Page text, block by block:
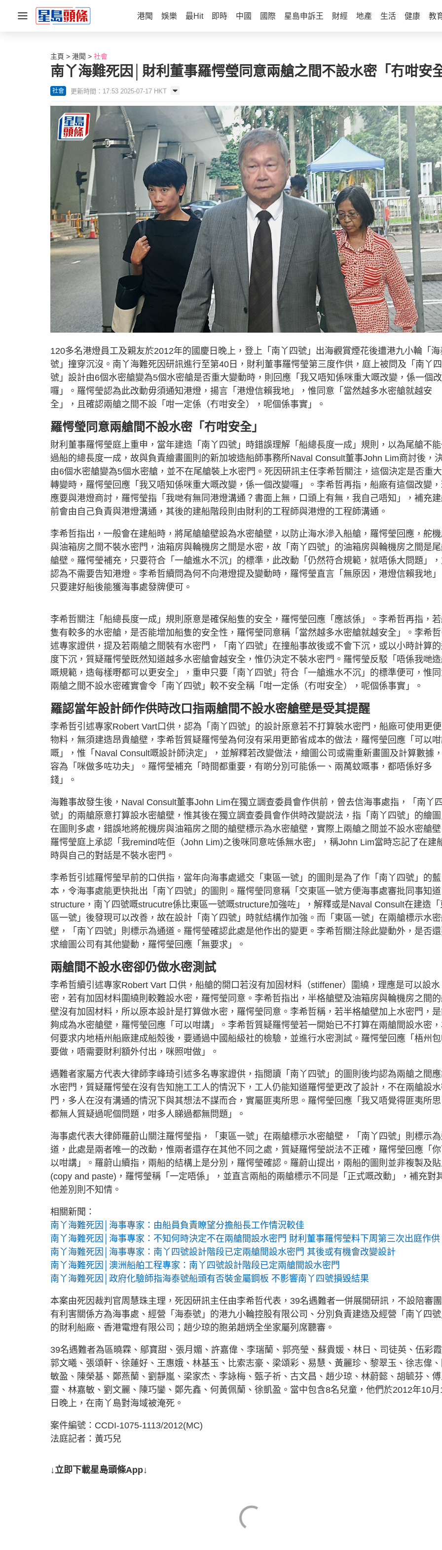
港聞 娛樂 最Hit 即時 中國 國際 星島申訴王 財經 地產 生活 健康 教
主頁 港聞 社會
南丫海難死因│財利董事羅愕瑩同意兩艙之間不設水密「冇咁安
社會 更新時間：17:53 2025-07-17 HKT
120多名港燈員工及親友於2012年的國慶日晚上，登上「南丫四號」出海觀賞煙花後遭港九小輪「海
號」撞穿沉沒。南丫海難死因研訊進行至第40日，財利董事羅愕瑩第三度作供，庭上被問及「南丫四
號」設計由6個水密艙變為5個水密艙是否重大變動時，則回應「我又唔知係咪重大嘅改變，係一個
囉」。羅愕瑩認為此改動毋須通知港燈，揚言「港燈信賴我地」，惟同意「當然越多水密艙就越安
全」，且確認兩艙之間不設「咁一定係（冇咁安全），呢個係事實」。
羅愕瑩同意兩艙間不設水密「冇咁安全」
財利董事羅愕瑩庭上重申，當年建造「南丫四號」時錯誤理解「船總長度一成」規則，以為尾艙不
過船的總長度一成，故與負責繪畫圖則的新加坡造船師事務所Naval Consult董事John Lim商討後，
由6個水密艙變為5個水密艙，並不在尾艙裝上水密門。死因研訊主任李希哲關注，這個決定是否重
轉變時，羅愕瑩回應「我又唔知係咪重大嘅改變，係一個改變囉」。李希哲再指，船廠有這個改變
應要與港燈商討，羅愕瑩指「我哋有無同港燈溝通？書面上無，口頭上有無，我自己唔知」，補充
前會由自己負責與港燈溝通，其後的建船階段則由財利的工程師與港燈的工程師溝通。
李希哲指出，一般會在建船時，將尾艙艙壁設為水密艙壁，以防止海水滲入船艙，羅愕瑩回應，舵
與油箱房之間不裝水密門，油箱房與輪機房之間是水密，故「南丫四號」的油箱房與輪機房之間是
艙壁。羅愕瑩補充，只要符合「一艙進水不沉」的標準，此改動「仍然符合規範，就唔係大問題」
認為不需要告知港燈。李希哲續問為何不向港燈提及變動時，羅愕瑩直言「無原因，港燈信賴我地」
只要建好船後能獲海事處發牌便可。
李希哲關注「船總長度一成」規則原意是確保船隻的安全，羅愕瑩回應「應該係」。李希哲再指，
隻有較多的水密艙，是否能增加船隻的安全性，羅愕瑩同意稱「當然越多水密艙就越安全」。李希哲
述專家證供，提及若兩艙之間裝有水密門，「南丫四號」在撞船事故後或不會下沉，或以小時計算
度下沉，質疑羅愕瑩既然知道越多水密艙會越安全，惟仍決定不裝水密門。羅愕瑩反駁「唔係我哋
嘅規範，造每樣嘢都可以更安全」，重申只要「南丫四號」符合「一艙進水不沉」的標準便可，惟
兩艙之間不設水密確實會令「南丫四號」較不安全稱「咁一定係（冇咁安全），呢個係事實」。
羅認當年設計師作供時改口指兩艙間不設水密艙壁是受其提醒
李希哲引述專家Robert Vart口供，認為「南丫四號」的設計原意若不打算裝水密門，船廠可使用更
物料，無須建造昂貴艙壁，李希哲質疑羅愕瑩為何沒有采用更節省成本的做法，羅愕瑩回應「可以
嘅」，惟「Naval Consult嘅設計師決定」，並解釋若改變做法，繪圖公司或需重新畫圖及計算數據
容為「咪做多咗功夫」。羅愕瑩補充「時間都重要，有啲分別可能係一、兩萬蚊嘅事，都唔係好多
錢」。
海難事故發生後，Naval Consult董事John Lim在獨立調查委員會作供前，曾去信海事處指，「南丫四
號」的兩艙原意打算設水密艙壁，惟其後在獨立調查委員會作供時改變説法，指「南丫四號」的繪圖
在圖則多處，錯誤地將舵機房與油箱房之間的艙壁標示為水密艙壁，實際上兩艙之間並不設水密艙壁
羅愕瑩庭上承認「我remind咗佢（John Lim)之後咪同意咗係無水密」，稱John Lim當時忘記了在建
時與自己的對話是不裝水密門。
李希哲引述羅愕瑩早前的口供指，當年向海事處遞交「東區一號」的圖則是為了作「南丫四號」的藍
本，令海事處能更快批出「南丫四號」的圖則。羅愕瑩同意稱「交東區一號方便海事處審批同事知道
structure，南丫四號嘅strucutre係比東區一號嘅structure加強咗」，解釋或是Naval Consult在建造「
區一號」後發現可以改善，故在設計「南丫四號」時就結構作加強。而「東區一號」在兩艙標示水
壁，「南丫四號」則標示為通道。羅愕瑩確認此處是他作出的變更。李希哲關注除此變動外，是否
求繪圖公司有其他變動，羅愕瑩回應「無要求」。
兩艙間不設水密卻仍做水密測試
李希哲續引述專家Robert Vart 口供，船艙的開口若沒有加固材料（stiffener）圍繞，理應是可以設水
密，若有加固材料圍繞則較難設水密，羅愕瑩同意。李希哲指出，半格艙壁及油箱房與輪機房之間
壁沒有加固材料，所以原本設計是打算做水密，羅愕瑩同意。李希哲稱，若半格艙壁加上水密門，
夠成為水密艙壁，羅愕瑩回應「可以咁講」。李希哲質疑羅愕瑩若一開始已不打算在兩艙間設水密
何要求内地梧州船廠建成船殼後，要通過中國船級社的檢驗，並進行水密測試。羅愕瑩回應「梧州
要做，唔需要財利額外付出，咪照咁做」。
遇難者家屬方代表大律師李峰琦引述多名專家證供，指閲讀「南丫四號」的圖則後均認為兩艙之間
水密門，質疑羅愕瑩在沒有告知施工工人的情況下，工人仍能知道羅愕瑩更改了設計，不在兩艙設
門，多人在沒有溝通的情況下與其想法不謀而合，實屬匪夷所思。羅愕瑩回應「我又唔覺得匪夷所思
都無人質疑過呢個問題，咁多人睇過都無問題」。
海事處代表大律師羅蔚山關注羅愕瑩指，「東區一號」在兩艙標示水密艙壁，「南丫四號」則標示
道，此處是兩者唯一的改動，惟兩者還存在其他不同之處，質疑羅愕瑩説法不正確，羅愕瑩回應「你
以咁講」。羅蔚山續指，兩船的結構上是分別，羅愕瑩確認。羅蔚山提出，兩船的圖則並非複製及
(copy and paste)，羅愕瑩稱「一定唔係」，並直言兩船的兩艙標示不同是「正式嘅改動」，補充對
他差別則不知情。
相關新聞：
南丫海難死因│海事專家：由船員負責瞭望分擔船長工作情況較佳
南丫海難死因│海事專家：不知何時決定不在兩艙間設水密門 財利董事羅愕瑩料下周第三次出庭作供
南丫海難死因│海事專家：南丫四號設計階段已定兩艙間設水密門 其後或有機會改變設計
南丫海難死因│澳洲船舶工程專家：南丫四號設計階段已定兩艙間設水密門
南丫海難死因│政府化驗師指海泰號船頭有否裝金屬鋼板 不影響南丫四號損毀結果
本案由死因裁判官周慧珠主理，死因研訊主任由李希哲代表，39名遇難者一併展開研訊，不設陪審團
有利害關係方為海事處、經營「海泰號」的港九小輪控股有限公司、分別負責建造及經營「南丫四號
的財利船廠、香港電燈有限公司；趙少琼的胞弟趙炳全坐家屬列席聽審。
39名遇難者為區曉霖、鄔寶甜、張月媚、許嘉偉、李瑞蘭、郭亮瑩、蘇貴媛、林日、司徒英、伍彩霞
郭文曦、張頌軒、徐蓮好、王惠娥、林基玉、比索志豪、梁頌彩、易慧、黃麗珍、黎翠玉、徐志偉
敏盈、陳榮基、鄭燕蘭、劉靜嵐、梁家杰、李詠梅、甄子祈、古文昌、趙少琼、林蔚懿、胡毓芬、
靈、林嘉敏、劉文麗、陳巧鑾、鄭先鑫、何黃佩蘭、徐凱盈。當中包含8名兒童，他們於2012年10月
日晚上，在南丫島對海域被淹死。
案件編號：CCDI-1075-1113/2012(MC)
法庭記者：黃巧兒
↓立即下載星島頭條App↓